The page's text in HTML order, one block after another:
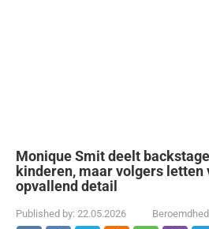
Monique Smit deelt
kinderen, maar volgers letten
opvallend detail
Published by: 22.05.2026